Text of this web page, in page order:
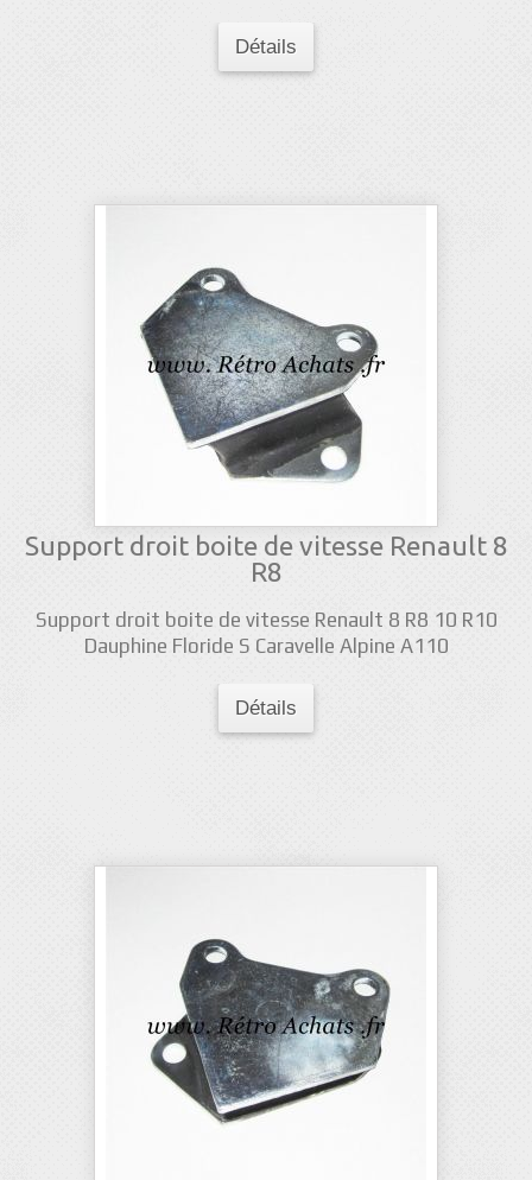
Détails
Support droit boite de vitesse Renault 8
R8
Support droit boite de vitesse Renault 8 R8 10 R10
Dauphine Floride S Caravelle Alpine A110
Détails